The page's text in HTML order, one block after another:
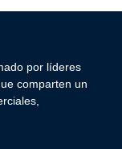
por líderes
comparten un